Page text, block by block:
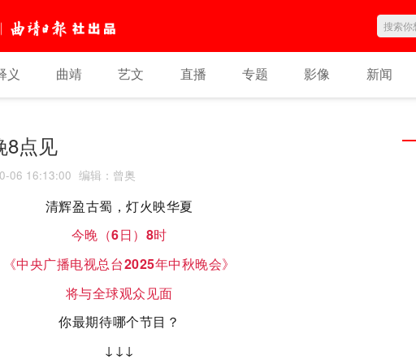
义 曲靖 艺文 直播 专题 影像 新闻
8点见
06 16:13:00 编辑 ： 曾奥
清辉盈古蜀，灯火映华夏
今晚（6日）8时
《中央广播电视总台2025年中秋晚会》
将与全球观众见面
你最期待哪个节目？
↓↓↓